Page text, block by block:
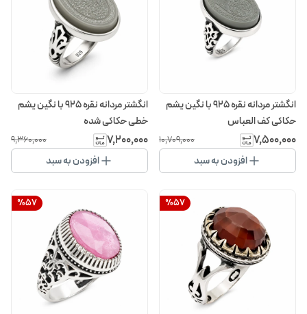
انگشتر مردانه نقره 925 با نگین یشم
حکاکی کف العباس
۷٬۵۰۰٬۰۰۰ ۱۰٬۷۰۹٬۰۰۰
افزودن به سبد
انگشتر مردانه نقره 925 با نگین یشم
خطی حکاکی شده
۷٬۲۰۰٬۰۰۰ ۹٬۳۶۰٬۰۰۰
افزودن به سبد
%57
%57